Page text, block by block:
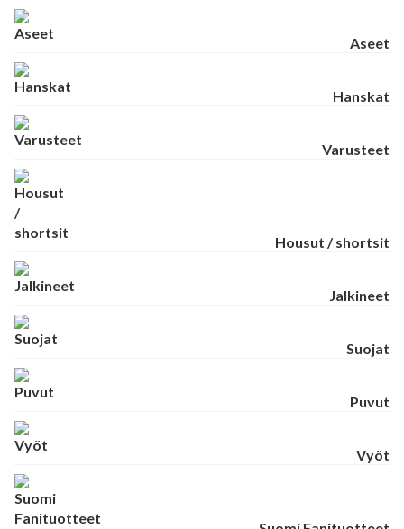
Aseet
Hanskat
Varusteet
Housut / shortsit
Jalkineet
Suojat
Puvut
Vyöt